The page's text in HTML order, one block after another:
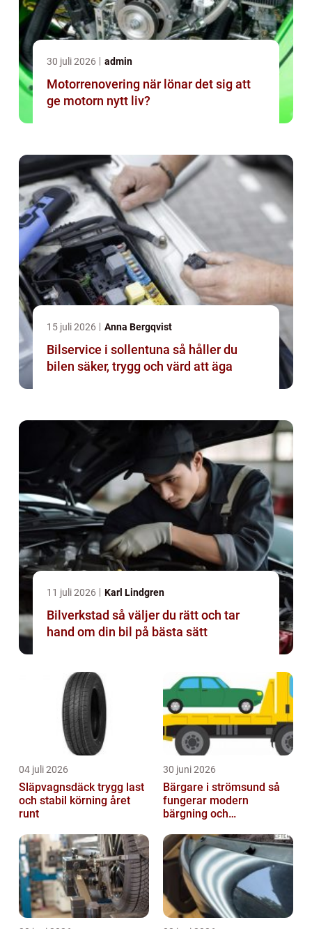
30 juli 2026 admin
Motorrenovering när lönar det sig att
ge motorn nytt liv?
15 juli 2026 Anna Bergqvist
Bilservice i sollentuna så håller du
bilen säker, trygg och värd att äga
11 juli 2026 Karl Lindgren
Bilverkstad så väljer du rätt och tar
hand om din bil på bästa sätt
04 juli 2026
Släpvagnsdäck trygg last
och stabil körning året
runt
30 juni 2026
Bärgare i strömsund så
fungerar modern
bärgning och